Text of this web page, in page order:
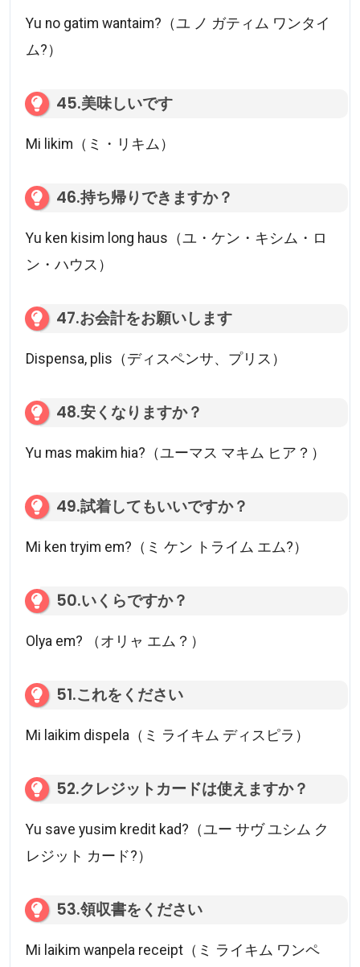
Yu no gatim wantaim?（ユ ノ ガティム ワンタイ
ム?）
45.美味しいです
Mi likim（ミ・リキム）
46.持ち帰りできますか？
Yu ken kisim long haus（ユ・ケン・キシム・ロ
ン・ハウス）
47.お会計をお願いします
Dispensa, plis（ディスペンサ、プリス）
48.安くなりますか？
Yu mas makim hia?（ユーマス マキム ヒア？）
49.試着してもいいですか？
Mi ken tryim em?（ミ ケン トライム エム?）
50.いくらですか？
Olya em? （オリャ エム？）
51.これをください
Mi laikim dispela（ミ ライキム ディスピラ）
52.クレジットカードは使えますか？
Yu save yusim kredit kad?（ユー サヴ ユシム ク
レジット カード?）
53.領収書をください
Mi laikim wanpela receipt（ミ ライキム ワンペ